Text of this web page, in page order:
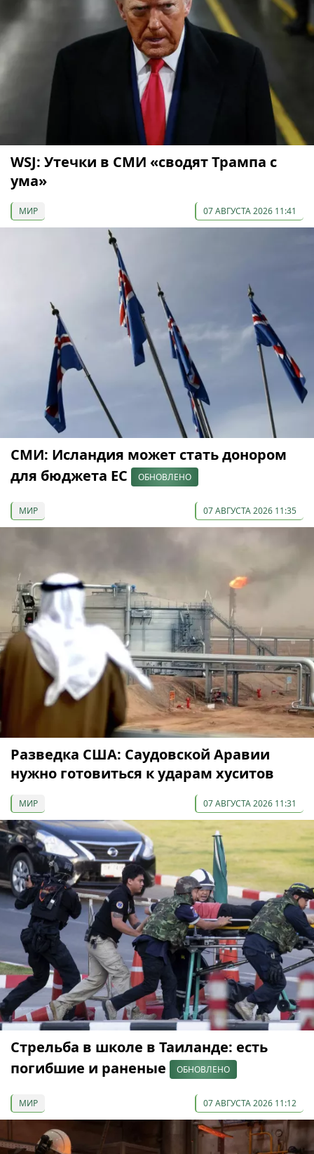
WSJ: Утечки в СМИ «сводят Трампа с
ума»
МИР 07 АВГУСТА 2026 11:41
СМИ: Исландия может стать донором
для бюджета ЕС
ОБНОВЛЕНО
МИР 07 АВГУСТА 2026 11:35
Разведка США: Саудовской Аравии
нужно готовиться к ударам хуситов
МИР 07 АВГУСТА 2026 11:31
Стрельба в школе в Таиланде: есть
погибшие и раненые
ОБНОВЛЕНО
МИР 07 АВГУСТА 2026 11:12